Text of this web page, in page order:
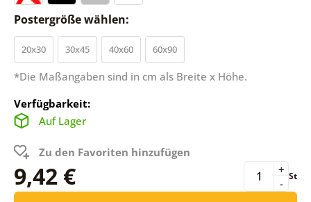
Postergröße wählen:
20x30 30x45 40x60 60x90
*Die Maßangaben sind in cm als Breite x Höhe.
Verfügbarkeit:
Auf Lager
Zu den Favoriten hinzufügen
9,42 € -
+ St